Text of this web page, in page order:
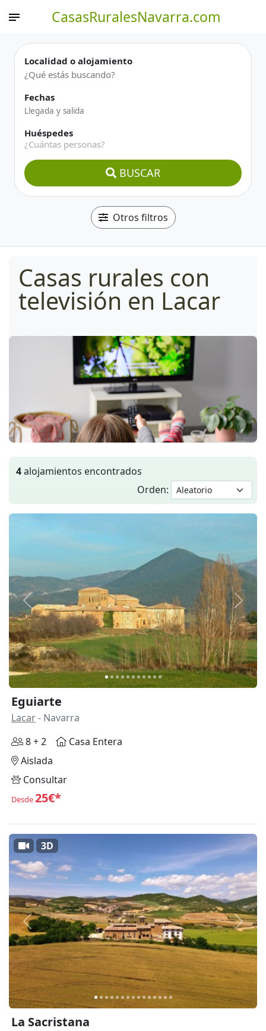
CasasRuralesNavarra.com
Localidad o alojamiento
Fechas
Huéspedes
¿Cuántas personas?
BUSCAR
Otros filtros
Casas rurales con
televisión en Lacar
4alojamientos encontrados
Orden:
Anterior
Eguiarte
Lacar- Navarra
8 + 2
Casa Entera
Aislada
Consultar
Desde25€*
Anterior
3D
La Sacristana